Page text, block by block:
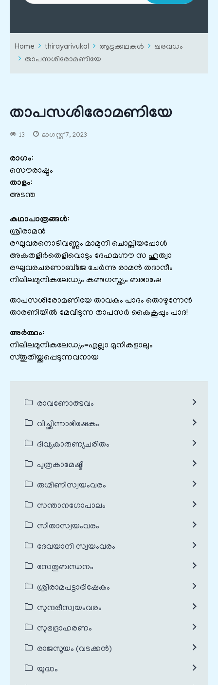
Home thirayarivukal ആട്ടക്കഥകൾ
ഖരവധം
താപസശിരോമണിയേ
താപസശിരോമണിയേ
13 ഓഗസ്റ്റ്‌ 7, 2023
രാഗം:
സൌരാഷ്ട്രം
താളം:
അടന്ത
കഥാപാത്രങ്ങൾ:
ശ്രീരാമൻ
രഘുവരനൊടിവണ്ണം മാമുനീ ചൊല്ലിയപ്പോൾ
അകതളിർതെളിവൊടും ദേഹമഗ്നൗ സ ഹുത്വാ
രഘുവരചരണാബ്ജേ ചേർന്നു രാമൻ തദാനീം
നിഖിലമുനികുലേഡ്യം കണ്ടഗസ്ത്യം ബഭാഷേ
താപസശിരോമണിയേ താവകം പാദം തൊഴുന്നേൻ
താരണിയിൽ മേവീടുന്ന താപസർ കൈകൂപ്പും പാദ!
അർത്ഥം:
നിഖിലമുനികുലേഡ്യം=എല്ലാ മുനികളാലും
സ്തുതിയ്ക്കപ്പെടുന്നവനായ
രാവണോത്ഭവം
വിച്ഛിന്നാഭിഷേകം
ദിവ്യകാരുണ്യചരിതം
പുത്രകാമേഷ്ടി
രുഗ്മിണീസ്വയംവരം
സന്താനഗോപാലം
സീതാസ്വയംവരം
ദേവയാനി സ്വയംവരം
സേതുബന്ധനം
ശ്രീരാമപട്ടാഭിഷേകം
സുന്ദരീസ്വയംവരം
സുഭദ്രാഹരണം
രാജസൂയം (വടക്കൻ)
യുദ്ധം